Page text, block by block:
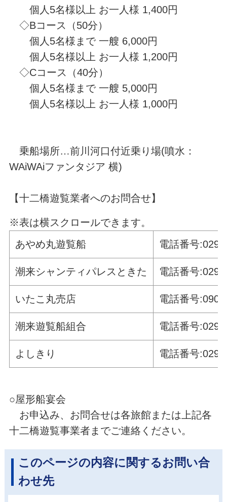
個人5名様以上 お一人様 1,400円
◇Bコース（50分）
個人5名様まで 一艘 6,000円
個人5名様以上 お一人様 1,200円
◇Cコース（40分）
個人5名様まで 一艘 5,000円
個人5名様以上 お一人様 1,000円
乗船場所…前川河口付近乗り場(噴水：
WAiWAiファンタジア 横)
【十二橋遊覧業者へのお問合せ】
※表は横スクロールできます。
あやめ丸遊覧船
電話番号
潮来シャンティパレスときた 電話番号
いたこ丸売店 電話番号:090-
潮来遊覧船組合 電話番号
よしきり 電話番号
○屋形船宴会
お申込み、お問合せは各旅館または上記各
十二橋遊覧事業者までご連絡ください。
このページの内容に関するお問い合
わせ先